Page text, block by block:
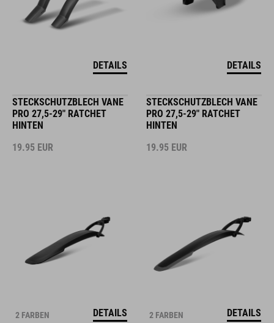
DETAILS DETAILS
STECKSCHUTZBLECH VANE
PRO 27,5-29" RATCHET
HINTEN
19.95 EUR
2 FARBEN DETAILS
STECKSCHUTZBLECH VANE
PRO 27,5-29" RATCHET
HINTEN
19.95 EUR
2 FARBEN DETAILS